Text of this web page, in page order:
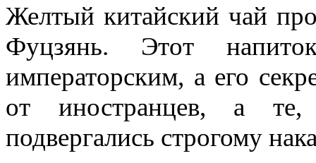
Желтый китайский чай
Фуцзянь. Этот
императорским, а его
от иностранцев, а
подвергались строгому